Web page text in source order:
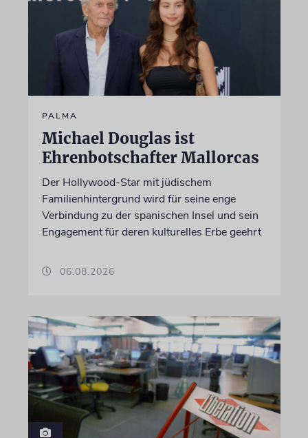
PALMA
Michael Douglas ist
Ehrenbotschafter Mallorcas
Der Hollywood-Star mit jüdischem
Familienhintergrund wird für seine enge
Verbindung zu der spanischen Insel und sein
Engagement für deren kulturelles Erbe geehrt
06.08.2026